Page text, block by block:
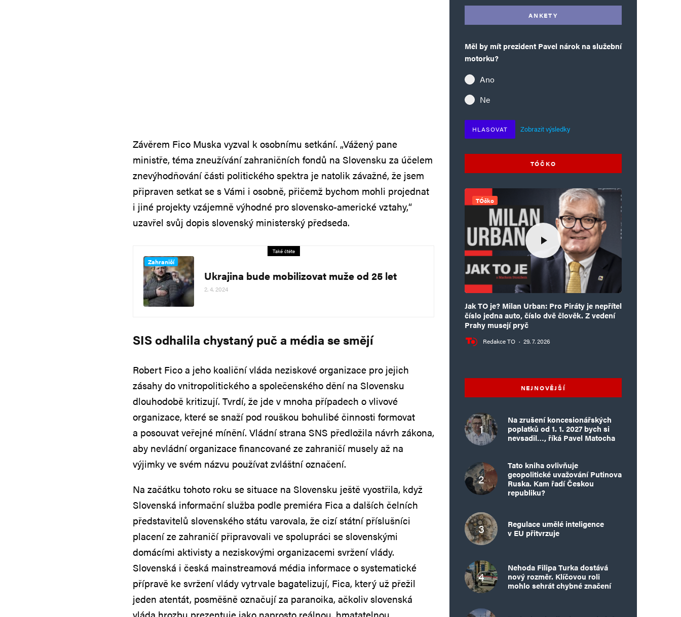
Závěrem Fico Muska vyzval k osobnímu setkání. „Vážený pane
ministře, téma zneužívání zahraničních fondů na Slovensku za účelem
znevýhodňování části politického spektra je natolik závažné, že jsem
připraven setkat se s Vámi i osobně, přičemž bychom mohli projednat
i jiné projekty vzájemně výhodné pro slovensko-americké vztahy,“
uzavřel svůj dopis slovenský ministerský předseda.
Také čtěte
Zahraničí
Ukrajina bude mobilizovat muže od 25 let
2. 4. 2024
SIS odhalila chystaný puč a média se smějí
Robert Fico a jeho koaliční vláda neziskové organizace pro jejich
zásahy do vnitropolitického a společenského dění na Slovensku
dlouhodobě kritizují. Tvrdí, že jde v mnoha případech o vlivové
organizace, které se snaží pod rouškou bohulibé činnosti formovat
a posouvat veřejné mínění. Vládní strana SNS předložila návrh zákona,
aby nevládní organizace financované ze zahraničí musely až na
výjimky ve svém názvu používat zvláštní označení.
Na začátku tohoto roku se situace na Slovensku ještě vyostřila, když
Slovenská informační služba podle premiéra Fica a dalších čelních
představitelů slovenského státu varovala, že cizí státní příslušníci
placení ze zahraničí připravovali ve spolupráci se slovenskými
domácími aktivisty a neziskovými organizacemi svržení vlády.
Slovenská i česká mainstreamová média informace o systematické
přípravě ke svržení vlády vytrvale bagatelizují, Fica, který už přežil
jeden atentát, posměšně označují za paranoika, ačkoliv slovenská
ANKETY
Měl by mít prezident Pavel nárok na služební
motorku?
Ano
Ne
HLASOVAT Zobrazit výsledky
TÓČKO
TÓčko
Jak TO je? Milan Urban: Pro Piráty je nepřítel
číslo jedna auto, číslo dvě člověk. Z vedení
Prahy musejí pryč
Redakce TO · 29. 7. 2026
NEJNOVĚJŠÍ
Na zrušení koncesionářských
poplatků od 1. 1. 2027 bych si
nevsadil…, říká Pavel Matocha
Tato kniha ovlivňuje
geopolitické uvažování Putinova
Ruska. Kam řadí Českou
republiku?
Regulace umělé inteligence
v EU přitvrzuje
Nehoda Filipa Turka dostává
nový rozměr. Klíčovou roli
mohlo sehrát chybné značení